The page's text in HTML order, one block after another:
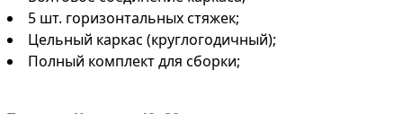
5 шт. горизонтальных стяжек;
Цельный каркас (круглогодичный);
Полный комплект для сборки;